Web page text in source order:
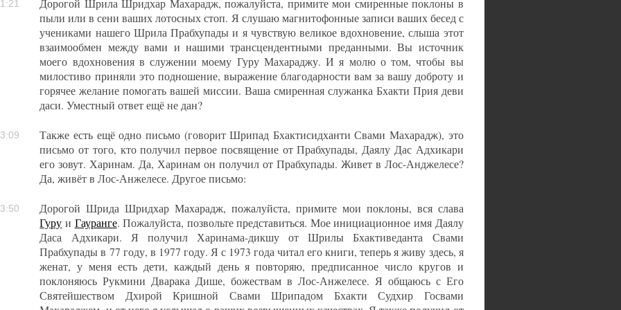
Дорогой Шрила Шридхар Махарадж, пожалуйста, примите мои смиренные поклоны в
пыли или в сени ваших лотосных стоп. Я слушаю магнитофонные записи ваших бесед с
учениками нашего Шрила Прабхупады и я чувствую великое вдохновение, слыша этот
взаимообмен между вами и нашими трансцендентными преданными. Вы источник
моего вдохновения в служении моему Гуру Махараджу. И я молю о том, чтобы вы
милостиво приняли это подношение, выражение благодарности вам за вашу доброту и
горячее желание помогать вашей миссии. Ваша смиренная служанка Бхакти Прия деви
даси. Уместный ответ ещё не дан?
Также есть ещё одно письмо (говорит Шрипад Бхактисидханти Свами Махарадж), это
письмо от того, кто получил первое посвящение от Прабхупады, Даялу Дас Адхикари
его зовут. Харинам. Да, Харинам он получил от Прабхупады. Живет в Лос-Анджелесе?
Да, живёт в Лос-Анжелесе. Другое письмо:
Дорогой Шрида Шридхар Махарадж, пожалуйста, примите мои поклоны, вся слава
Гуру и Гауранге. Пожалуйста, позвольте представиться. Мое инициационное имя Даялу
Даса Адхикари. Я получил Харинама-дикшу от Шрилы Бхактиведанта Свами
Прабхупады в 77 году, в 1977 году. Я с 1973 года читал его книги, теперь я живу здесь, я
женат, у меня есть дети, каждый день я повторяю, предписанное число кругов и
поклоняюсь Рукмини Дварака Дише, божествам в Лос-Анжелесе. Я общаюсь с Его
Святейшеством Дхирой Кришной Свами Шрипадом Бхакти Судхир Госвами